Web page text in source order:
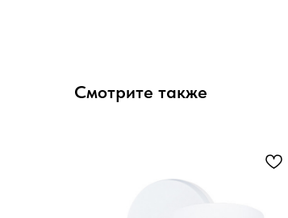
Смотрите также